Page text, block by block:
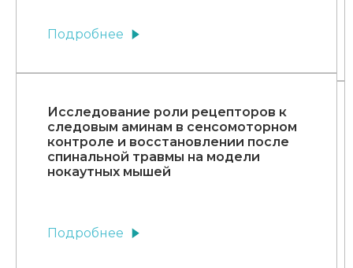
Подробнее
Исследование роли рецепторов к
следовым аминам в сенсомоторном
контроле и восстановлении после
спинальной травмы на модели
нокаутных мышей
Подробнее